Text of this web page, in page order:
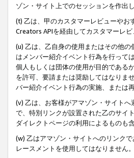
ゾン・サイト上でのセッションを作出
(t) 乙は、甲のカスタマーレビューや
Creators APIを経由してカスタマーレ
(u) 乙は、乙自身の使用またはその他
はメンバー紹介イベント行為を行って
個人もしくは団体の使用が目的である
を許可、要請または奨励してはなりま
バー紹介イベント行為の実施、または
(v) 乙は、お客様がアマゾン・サイト
で、特別リンクが設置された乙のサイ
ダイレクトページの利用によるものも
(w) 乙はアマゾン・サイトへのリンク
レースメントを使用してはなりません。